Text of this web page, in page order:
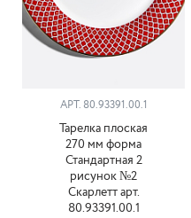
АРТ. 80.93391.00.1
Тарелка плоская
270 мм форма
Стандартная 2
рисунок №2
Скарлетт арт.
80.93391.00.1